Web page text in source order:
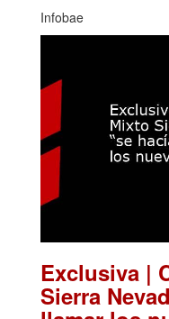
Infobae
Exclusiva |
Sierra